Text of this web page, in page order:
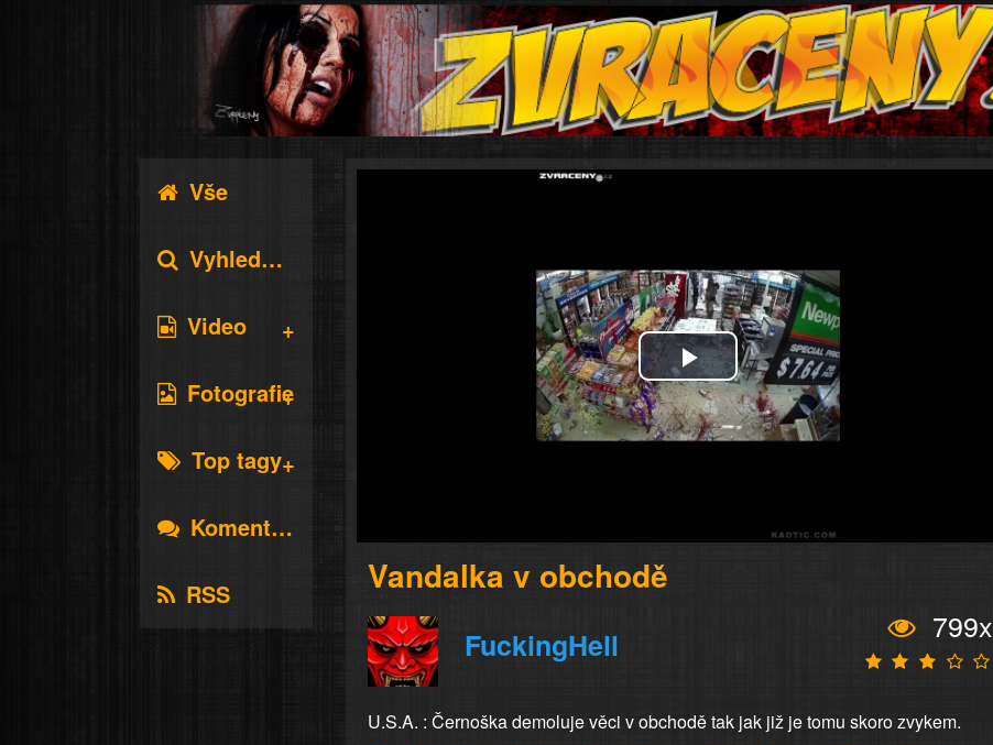
Vše
Vyhledávání
Video
Fotografie
Top tagy
Komentáře
RSS
Play
Video
Vandalka v obchodě
FuckingHell
799x
U.S.A. : Černoška demoluje věci v obchodě tak jak již je tomu skoro zvykem.